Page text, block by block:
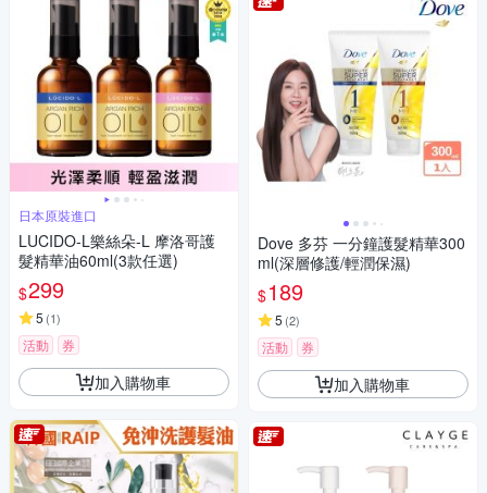
日本原裝進口
LUCIDO-L樂絲朵-L 摩洛哥護
髮精華油60ml(3款任選)
$299
5 (1)
活動 券
加入購物車
Dove 多芬 一分鐘護髮精華300
ml(深層修護/輕潤保濕)
$189
5 (2)
活動 券
加入購物車